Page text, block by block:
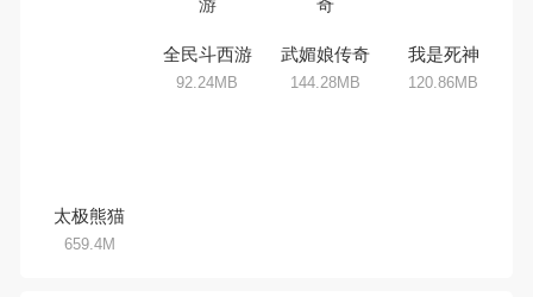
全民斗西游
92.24MB
武媚娘传奇
144.28MB
我是死神
120.86MB
太极熊猫
659.4M